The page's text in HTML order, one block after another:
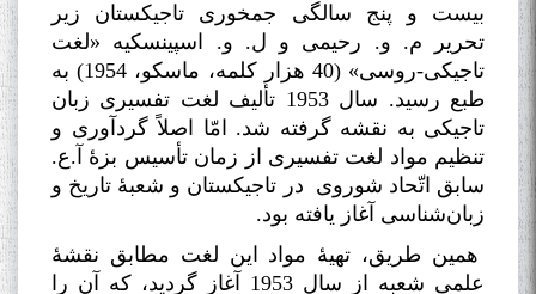
بیست و پنج سالگی جمخوری تاجیکستان زیر
تحریر م. و. رحیمی و ل. و. اسپینسکیه «لغت
تاجیکی-روسی» (40 هزار کلمه، ماسکو، 1954) به
طبع رسید. سال 1953 تألیف لغت تفسیری زبان
تاجیکی به نقشه گرفته شد. امّا اصلاً گردآوری و
تنظیم مواد لغت تفسیری از زمان تأسیس بزۀ آ.ع.
سابق اتّحاد شوروی در تاجیکستان و شعبۀ تاریخ و
زبان‌شناسی آغاز یافته بود.
همین طریق، تهیۀ مواد این لغت مطابق نقشۀ
علمی شعبه از سال 1953 آغاز گردید، که آن را